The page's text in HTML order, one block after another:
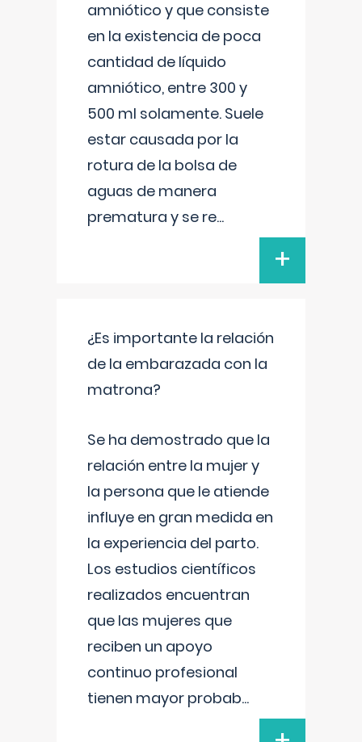
amniótico y que consiste
en la existencia de poca
cantidad de líquido
amniótico, entre 300 y
500 ml solamente. Suele
estar causada por la
rotura de la bolsa de
aguas de manera
prematura y se re...
+
¿Es importante la relación
de la embarazada con la
matrona?
Se ha demostrado que la
relación entre la mujer y
la persona que le atiende
influye en gran medida en
la experiencia del parto.
Los estudios científicos
realizados encuentran
que las mujeres que
reciben un apoyo
continuo profesional
tienen mayor probab...